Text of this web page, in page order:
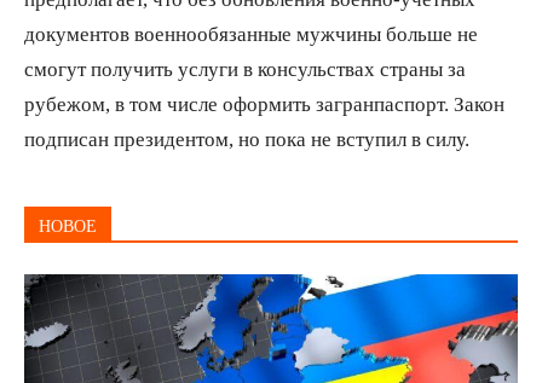
документов военнообязанные мужчины больше не
смогут получить услуги в консульствах страны за
рубежом, в том числе оформить загранпаспорт. Закон
подписан президентом, но пока не вступил в силу.
НОВОЕ